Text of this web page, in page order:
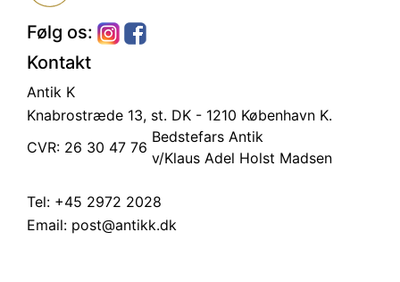
Følg os:
Kontakt
Antik K
Knabrostræde 13, st. DK - 1210 København K.
CVR: 26 30 47 76
Bedstefars Antik
v/Klaus Adel Holst Madsen
Tel: +45 2972 2028
Email: post@antikk.dk